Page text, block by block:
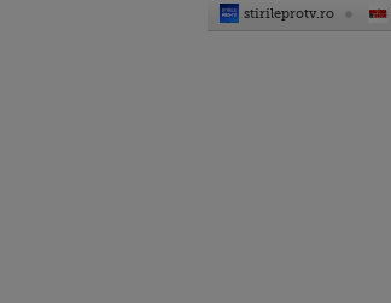
stirileprotv.ro